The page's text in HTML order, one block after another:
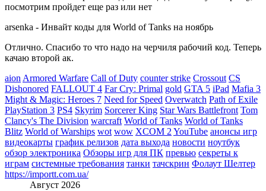
посмотрим пройдет еще раз или нет
arsenka - Инвайт коды для World of Tanks на ноябрь
Отлично. Спасибо то что надо на черчиля рабочий код. Теперь
качаю второй ак.
aion Armored Warfare Call of Duty counter strike Crossout CS
Dishonored FALLOUT 4 Far Cry: Primal gold GTA 5 iPad Mafia 3
Might & Magic: Heroes 7 Need for Speed Overwatch Path of Exile
PlayStation 3 PS4 Skyrim Sorcerer King Star Wars Battlefront Tom
Clancy's The Division warcraft World of Tanks World of Tanks
Blitz World of Warships wot wow XCOM 2 YouTube анонсы игр
видеокарты график релизов дата выхода новости ноутбук
обзор электроника Обзоры игр для ПК превью секреты к
играм системные требования танки тачскрин Фолаут Шелтер
https://importt.com.ua/
Август 2026